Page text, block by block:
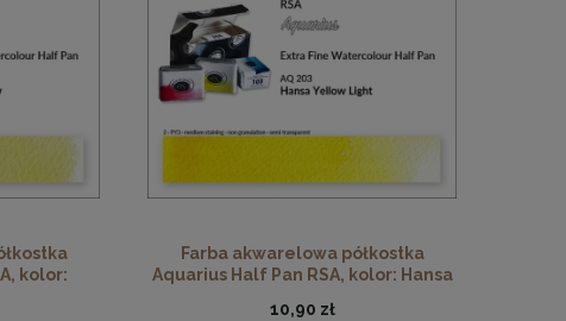
kolor:
Farba akwarelowa półkostka
Aquarius Half Pan RSA, kolor: Hansa
10,90 zł